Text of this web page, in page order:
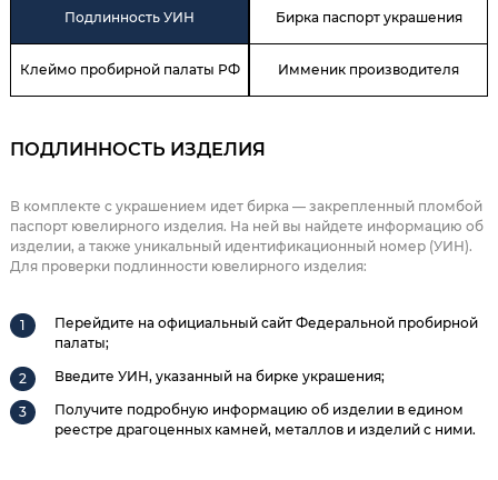
Подлинность УИН Бирка паспорт украшения
Клеймо пробирной палаты РФ Имменик производителя
ПОДЛИННОСТЬ ИЗДЕЛИЯ
В комплекте с украшением идет бирка — закрепленный пломбой
паспорт ювелирного изделия. На ней вы найдете информацию об
изделии, а также уникальный идентификационный номер (УИН).
Для проверки подлинности ювелирного изделия:
Перейдите на официальный сайт Федеральной пробирной
палаты;
Введите УИН, указанный на бирке украшения;
Получите подробную информацию об изделии в едином
реестре драгоценных камней, металлов и изделий с ними.